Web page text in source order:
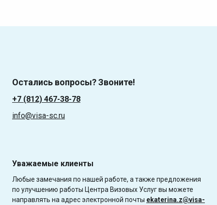
Остались вопросы? Звоните!
+7 (812) 467-38-78
info@visa-sc.ru
Уважаемые клиенты
Любые замечания по нашей работе, а также предложения
по улучшению работы Центра Визовых Услуг вы можете
направлять на адрес электронной почты ekaterina.z@visa-